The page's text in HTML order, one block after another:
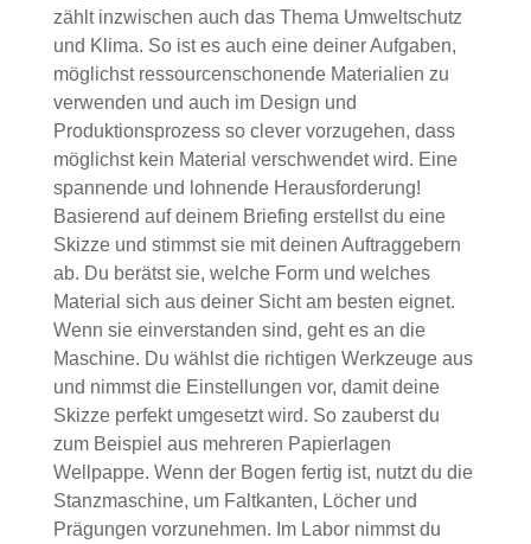
zählt inzwischen auch das Thema Umweltschutz
und Klima. So ist es auch eine deiner Aufgaben,
möglichst ressourcenschonende Materialien zu
verwenden und auch im Design und
Produktionsprozess so clever vorzugehen, dass
möglichst kein Material verschwendet wird. Eine
spannende und lohnende Herausforderung!
Basierend auf deinem Briefing erstellst du eine
Skizze und stimmst sie mit deinen Auftraggebern
ab. Du berätst sie, welche Form und welches
Material sich aus deiner Sicht am besten eignet.
Wenn sie einverstanden sind, geht es an die
Maschine. Du wählst die richtigen Werkzeuge aus
und nimmst die Einstellungen vor, damit deine
Skizze perfekt umgesetzt wird. So zauberst du
zum Beispiel aus mehreren Papierlagen
Wellpappe. Wenn der Bogen fertig ist, nutzt du die
Stanzmaschine, um Faltkanten, Löcher und
Prägungen vorzunehmen. Im Labor nimmst du